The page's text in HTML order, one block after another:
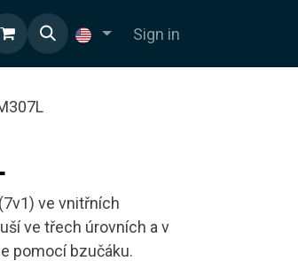
Sign in
ve vnitřních
ve třech úrovních a v
pomocí bzučáku.